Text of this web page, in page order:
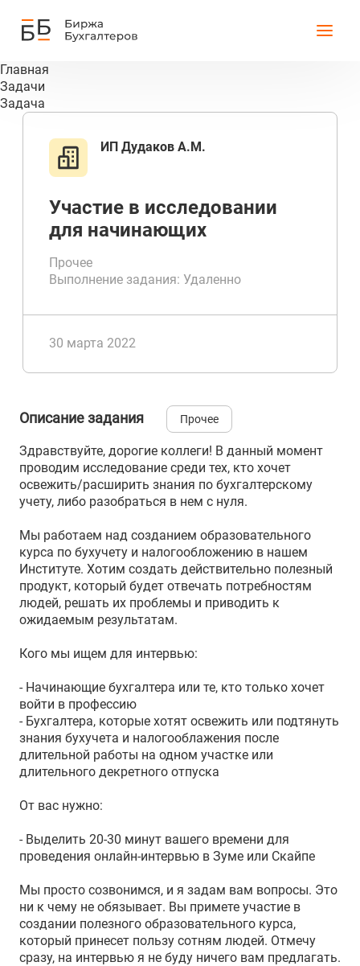
Главная
Задачи
Задача
ИП Дудаков А.М.
Участие в исследовании
для начинающих
бухгалтеров или тех, кто
хочет освежить свои
Прочее
Выполнение задания: Удаленно
30 марта 2022
Описание задания Прочее
Здравствуйте, дорогие коллеги! В данный момент
проводим исследование среди тех, кто хочет
освежить/расширить знания по бухгалтерскому
учету, либо разобраться в нем с нуля.
Мы работаем над созданием образовательного
курса по бухучету и налогообложению в нашем
Институте. Хотим создать действительно полезный
продукт, который будет отвечать потребностям
людей, решать их проблемы и приводить к
ожидаемым результатам.
Кого мы ищем для интервью:
- Начинающие бухгалтера или те, кто только хочет
войти в профессию
- Бухгалтера, которые хотят освежить или подтянуть
знания бухучета и налогооблажения после
длительной работы на одном участке или
длительного декретного отпуска
От вас нужно:
- Выделить 20-30 минут вашего времени для
проведения онлайн-интервью в Зуме или Скайпе
Мы просто созвонимся, и я задам вам вопросы. Это
ни к чему не обязывает. Вы примете участие в
создании полезного образовательного курса,
который принесет пользу сотням людей. Отмечу
сразу, на интервью я не буду ничего вам предлагать.